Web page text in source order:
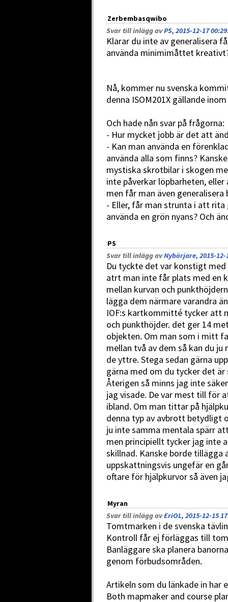
Zerbembasqwibo
Svar till inlägg avPS, 2015-12-17 00:29
Klarar du inte av generalisera
använda minimimåttet
Nå, kommer nu svenska
denna ISOM201X gällande
Och hade nån svar på frågorna:
- Hur mycket jobb är det att
- Kan man använda en
använda alla som finns?
mystiska skrotbilar i skogen
inte påverkar löpbarheten,
men får man även
- Eller, får man strunta i att
använda en grön nyans? Och
PS
Svar till inlägg avNybörjare, 2015-12-
Du tyckte det var konstigt
atrt man inte får plats med en
mellan kurvan och
lägga dem närmare varandra
IOF:s kartkommitté tycker att
och punkthöjder. det ger 14
objekten. Om man som i mitt
mellan två av dem så kan du
de yttre. Stega sedan gärna
gärna med om du tycker det
Återigen så minns jag inte
jag visade. De var mest till för
ibland. Om man tittar på
denna typ av avbrott betydligt
ju inte samma mentala spärr
men principiellt tycker jag inte
skillnad. Kanske borde
uppskattningsvis ungefär en
oftare för hjälpkurvor så även
Myran
Svar till inlägg avEriOL, 2015-12-15
Tomtmarken i de svenska
Kontroll får ej förläggas till
Banläggare ska planera
genom förbudsområden.
Artikeln som du länkade in har
Both mapmaker and course